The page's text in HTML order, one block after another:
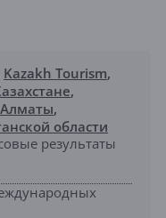
Kazakh Tourism,
,
,
области
результаты